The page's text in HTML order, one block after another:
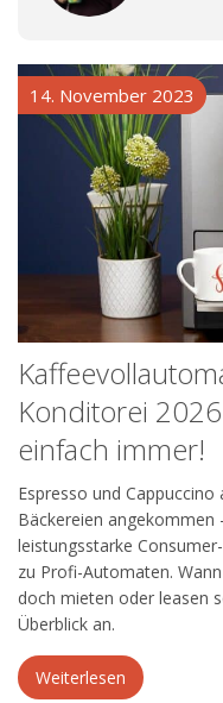
14. November 2023
Konditorei
einfach immer!
Espresso und
Bäckereien
leistungsstarke
zu Profi-Automaten.
doch mieten oder leasen
Überblick an.
Weiterlesen